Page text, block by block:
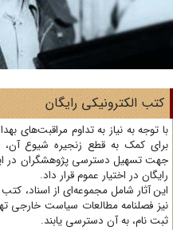
الکترونیکی رایگان
کمک به قطع زنجیره شیوع آن،
تسهیل دسترسی پژوهشگران در ایام
در اختیار عموم قرار داد.
آثار شامل مجموعه‌ای از اسناد، کتب
فصلنامه مطالعات سیاست خارجی
نام، به آن دسترسی یابند.